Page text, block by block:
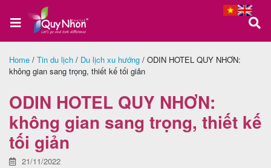
Trang
Tour
Quy
Home / Tin du lịch / Du lịch xu hướng / ODIN HOTEL QUY NHƠN:
không gian sang trọng, thiết kế tối giản
ODIN HOTEL QUY NHƠN:
không gian sang trọng, thiết kế
tối giản
21/11/2022